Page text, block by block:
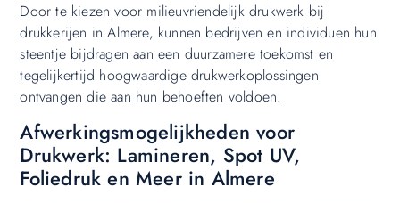
Door te kiezen voor milieuvriendelijk drukwerk bij
drukkerijen in Almere, kunnen bedrijven en individuen hun
steentje bijdragen aan een duurzamere toekomst en
tegelijkertijd hoogwaardige drukwerkoplossingen
ontvangen die aan hun behoeften voldoen.
Afwerkingsmogelijkheden voor
Drukwerk: Lamineren, Spot UV,
Foliedruk en Meer in Almere